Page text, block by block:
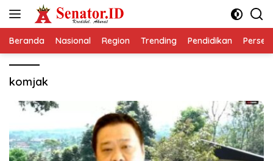
Beranda Nasional Region Trending Pendidikan
komjak